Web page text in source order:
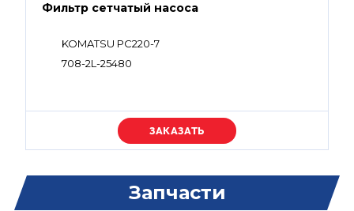
Фильтр сетчатый насоса
KOMATSU PC220-7
708-2L-25480
Уточняйте цену
Запчасти